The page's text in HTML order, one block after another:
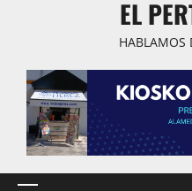
EL
HABLAMOS